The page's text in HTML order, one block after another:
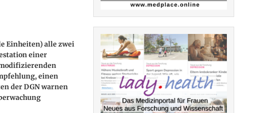
Einheiten) alle zwei
einer
einen
der DGN warnen